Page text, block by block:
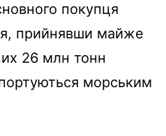
покупця
прийнявши майже
26 млн тонн
морським